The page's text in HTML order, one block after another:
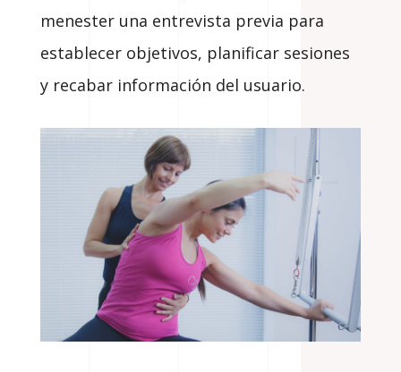
menester una entrevista previa para
establecer objetivos, planificar sesiones
y recabar información del usuario.